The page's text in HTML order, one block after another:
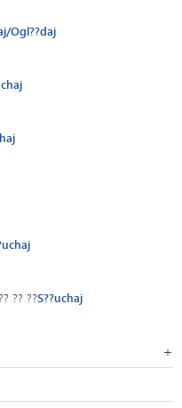
Ogl??daj
?? ??S??uchaj